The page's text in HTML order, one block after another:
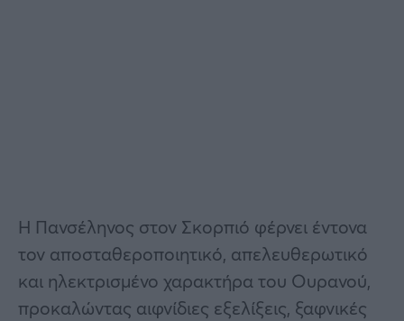
Η Πανσέληνος στον Σκορπιό φέρνει έντονα
τον αποσταθεροποιητικό, απελευθερωτικό
και ηλεκτρισμένο χαρακτήρα του Ουρανού,
προκαλώντας αιφνίδιες εξελίξεις, ξαφνικές